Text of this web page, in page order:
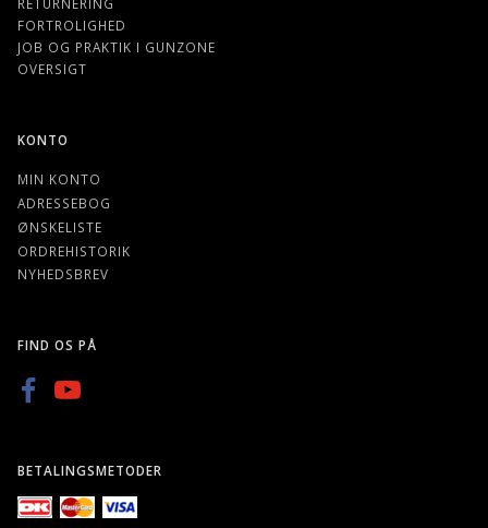
FORTROLIGHED
JOB OG PRAKTIK I GUNZONE
OVERSIGT
KONTO
MIN KONTO
ADRESSEBOG
ØNSKELISTE
ORDREHISTORIK
NYHEDSBREV
FIND OS PÅ
BETALINGSMETODER